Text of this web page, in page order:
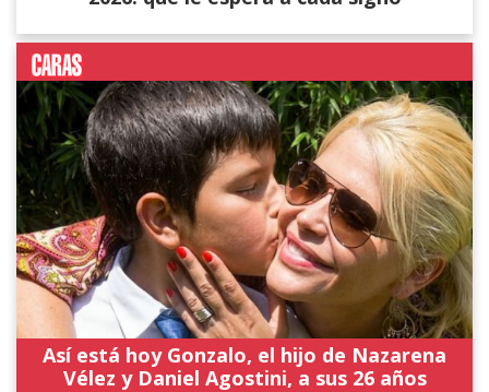
Así está hoy Gonzalo, el hijo de Nazarena
Vélez y Daniel Agostini, a sus 26 años